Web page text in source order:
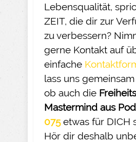
Lebensqualität,
ZEIT, die dir zur
zu verbessern?
gerne Kontakt auf
einfache
lass uns
ob auch die
Mastermind aus
075etwas für DICH
Hör dir deshalb